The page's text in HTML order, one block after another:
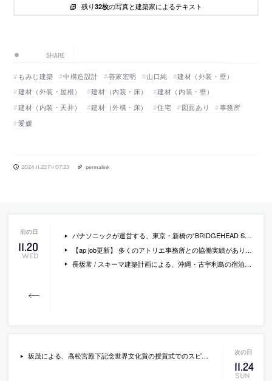
残り32枚の写真と建築家によるテキスト
SHARE
もみじ建築 中構造設計 善家宏明 山口純
建材（外装・壁）
建材（外装・屋根）
建材（内装・床）
建材（内装・壁）
建材（内装・天井）
建材（外構・床） 住宅 図面あり
事務所
愛媛
2024.11.22 Fri 07:23 permalink
11.20
WED
パナソニックが運営する、東京・新橋の“BRIDGEHEAD Shimbashi”を会場に「『現し』を考える。展 ver.1.0」が開催。スキーマ建築計画出身の西原将が企画監修する、“現し”をテーマとした展示会。浅子佳英・桝永絵理子・向山裕二・森田美紀が参加するトークやイベントも実施
【ap job更新】 多くのアトリエ事務所との協働実績があり、常に新しい物作りに挑戦する「有限会社 工藤工務店」が、施工管理職（経験者・既卒・2025年新卒）を募集中
長坂常 / スキーマ建築計画による、沖縄・古宇利島の宿泊施設「YAWN YARD Kouri Island」。独立型のヴィラ群からなる建築。ゆったり過ごせる場を合理的に実現する為、個々の状況に応じて“開き方”などを調整できる“ハの字型ユニット”を考案。沖縄文化の体験の場も意図して地域の作家たちとも協働する
11.24
SUN
坂茂による、高松宮殿下記念世界文化賞の授賞式でのスピーチの動画。2024年の建築部門で受賞。セレモニーは2024年11月に開催